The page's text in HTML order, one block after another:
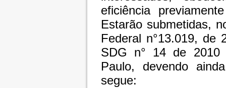
eficiência
Estarão submetidas,
Federal n°13.019, de
SDG n° 14 de 2010
Paulo, devendo
segue: